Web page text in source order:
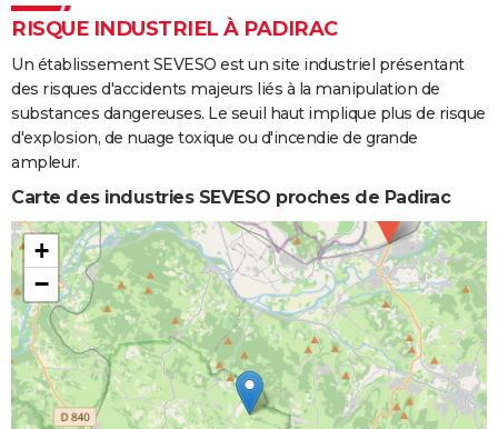
RISQUE INDUSTRIEL À PADIRAC
Un établissement SEVESO est un site industriel présentant
des risques d'accidents majeurs liés à la manipulation de
substances dangereuses. Le seuil haut implique plus de risque
d'explosion, de nuage toxique ou d'incendie de grande
ampleur.
Carte des industries SEVESO proches de Padirac
+
−